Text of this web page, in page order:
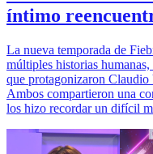
íntimo
La nueva temporada de
múltiples historias
que protagonizaron
Ambos compartieron una
los hizo recordar un difícil